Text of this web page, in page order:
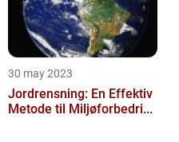
30 may 2023
Jordrensning: En Effektiv
Metode til Miljøforbedri...